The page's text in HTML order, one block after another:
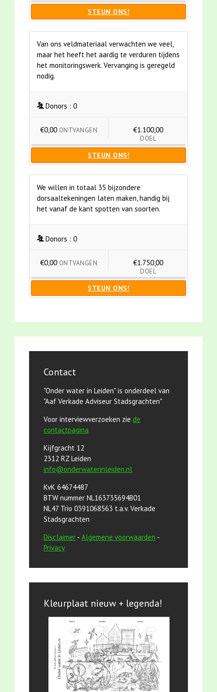
STEUN ONS!
Van ons veldmateriaal verwachten we veel,
maar het heeft het aardig te verduren tijdens
het monitoringswerk. Vervanging is geregeld
nodig.
Donors : 0
€0,00 ONTVANGEN €1.100,00
DOEL
STEUN ONS!
We willen in totaal 35 bijzondere
dorsaaltekeningen laten maken, handig bij
het vanaf de kant spotten van soorten.
Donors : 0
€0,00 ONTVANGEN €1.750,00
DOEL
STEUN ONS!
Contact
"Onder water in Leiden" is onderdeel van
"Aaf Verkade Adviseur Stadsgrachten"
Voor interviewverzoeken zie de
contactpagina
Kijfgracht 12
2312 RZ Leiden
info@onderwaterinleiden.nl
KvK 64674487
BTW nummer NL163735694B01
NL47 Trio 0391068563 t.a.v. Verkade
Stadsgrachten
Disclaimer - Algemene voorwaarden -
Privacy
Kleurplaat nieuw + legenda!